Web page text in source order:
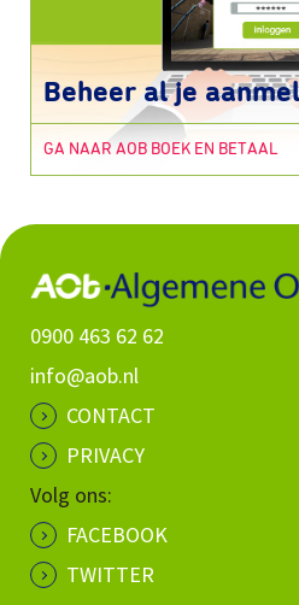
Beheer al je
GA NAAR AOB BOEK EN BETAAL
0900 463 62 62
info@aob.nl
CONTACT
PRIVACY
Volg ons:
FACEBOOK
TWITTER